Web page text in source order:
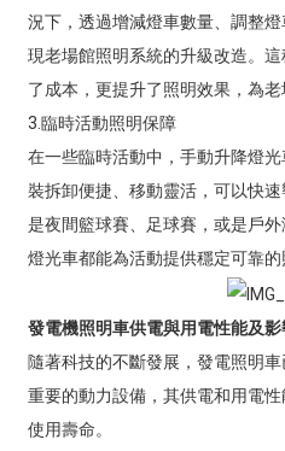
況下，透過增減燈車數量、調整
現老場館照明系統的升級改造。
了成本，更提升了照明效果，為老
3.臨時活動照明保障
在一些臨時活動中，手動升降燈
裝拆卸便捷、移動靈活，可以快
是夜間籃球賽、足球賽，或是戶
燈光車都能為活動提供穩定可靠的
發電機照明車供電與用電性能及
隨著科技的不斷發展，發電照明
重要的動力設備，其供電和用電
使用壽命。